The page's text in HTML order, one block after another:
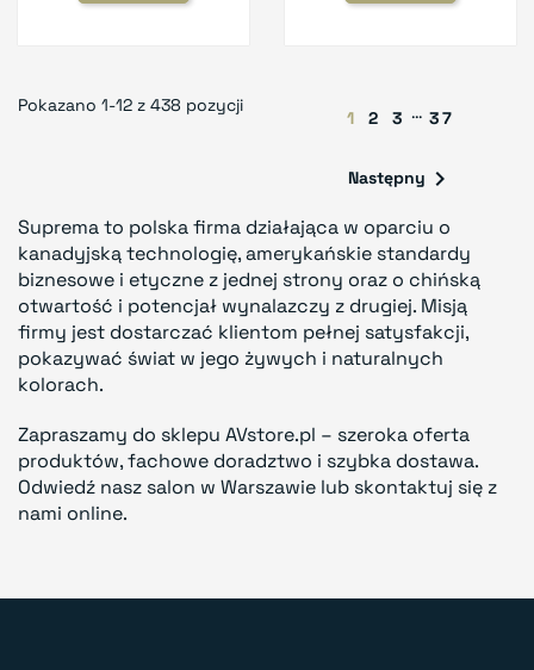
Pokazano 1-12 z 438 pozycji
1 2 3 … 37
Następny 
Suprema to polska firma działająca w oparciu o
kanadyjską technologię, amerykańskie standardy
biznesowe i etyczne z jednej strony oraz o chińską
otwartość i potencjał wynalazczy z drugiej. Misją
firmy jest dostarczać klientom pełnej satysfakcji,
pokazywać świat w jego żywych i naturalnych
kolorach.
Zapraszamy do sklepu AVstore.pl – szeroka oferta
produktów, fachowe doradztwo i szybka dostawa.
Odwiedź nasz salon w Warszawie lub skontaktuj się z
nami online.